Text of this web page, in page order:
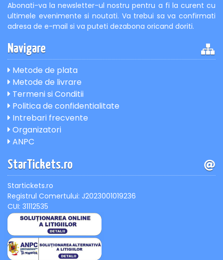
Abonati-va la newsletter-ul nostru pentru a fi la curent cu
ultimele evenimente si noutati. Va trebui sa va confirmati
adresa de e-mail si va puteti dezabona oricand doriti.
Navigare
Metode de plata
Metode de livrare
Termeni si Conditii
Politica de confidentialitate
Intrebari frecvente
Organizatori
ANPC
StarTickets.ro
Startickets.ro
Registrul Comertului: J2023001019236
CUI: 31112535